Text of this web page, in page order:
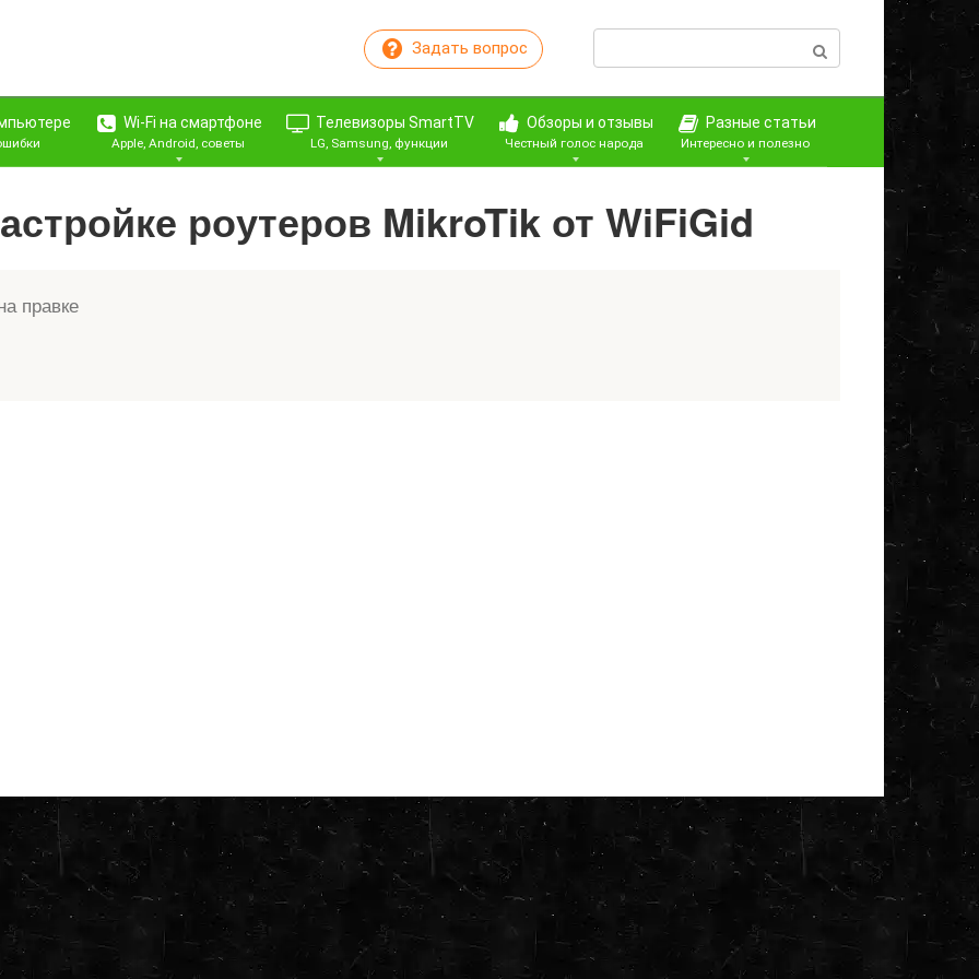
Задать вопрос Поиск:
Wi-Fi на смартфоне
Apple, Android, советы
Телевизоры SmartTV
LG, Samsung, функции
Обзоры и отзывы
Честный голос народа
Разные статьи
Интересно и полезно
роутеров MikroTik от WiFiGid
правке